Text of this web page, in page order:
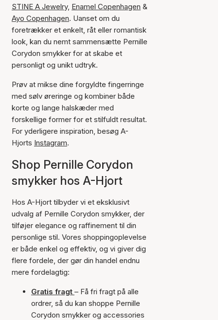
STINE A Jewelry, Enamel Copenhagen &
Ayo Copenhagen. Uanset om du
foretrækker et enkelt, råt eller romantisk
look, kan du nemt sammensætte Pernille
Corydon smykker for at skabe et
personligt og unikt udtryk.
Prøv at mikse dine forgyldte fingerringe
med sølv øreringe og kombiner både
korte og lange halskæder med
forskellige former for et stilfuldt resultat.
For yderligere inspiration, besøg A-
Hjorts Instagram.
Shop Pernille Corydon
smykker hos A-Hjort
Hos A-Hjort tilbyder vi et eksklusivt
udvalg af Pernille Corydon smykker, der
tilføjer elegance og raffinement til din
personlige stil. Vores shoppingoplevelse
er både enkel og effektiv, og vi giver dig
flere fordele, der gør din handel endnu
mere fordelagtig:
Gratis fragt – Få fri fragt på alle
ordrer, så du kan shoppe Pernille
Corydon smykker og accessories